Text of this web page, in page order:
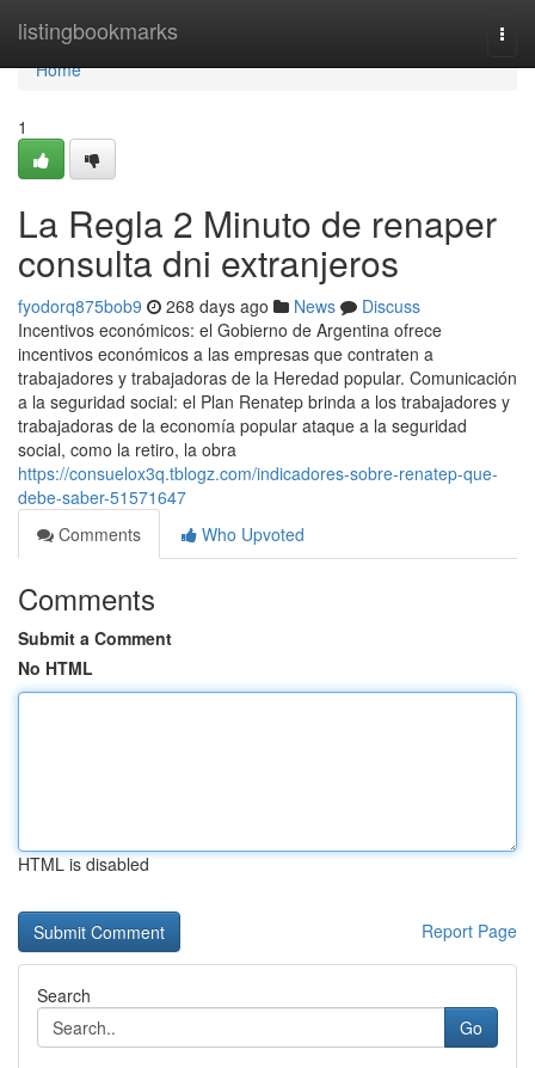
listingbookmarks
Home
Home
1
La Regla 2 Minuto de renaper
consulta dni extranjeros
fyodorq875bob9 268 days ago News
Discuss
Incentivos económicos: el Gobierno de Argentina ofrece
incentivos económicos a las empresas que contraten a
trabajadores y trabajadoras de la Heredad popular. Comunicación
a la seguridad social: el Plan Renatep brinda a los trabajadores y
trabajadoras de la economía popular ataque a la seguridad
social, como la retiro, la obra
https://consuelox3q.tblogz.com/indicadores-sobre-renatep-que-
debe-saber-51571647
Comments
Who Upvoted
Comments
Submit a Comment
No HTML
HTML is disabled
Report Page
Search
Go